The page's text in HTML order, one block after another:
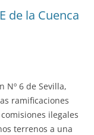
de la Cuenca
Nº 6 de Sevilla,
ramificaciones
ilegales
terrenos a una